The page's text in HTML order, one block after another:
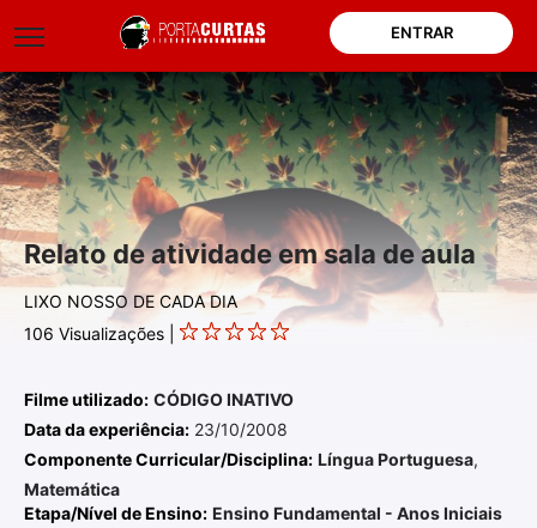
ENTRAR
Relato de atividade em sala de aula
LIXO NOSSO DE CADA DIA
106 Visualizações |
Filme utilizado: CÓDIGO INATIVO
Data da experiência: 23/10/2008
Componente Curricular/Disciplina: Língua Portuguesa,
Matemática
Etapa/Nível de Ensino: Ensino Fundamental - Anos Iniciais